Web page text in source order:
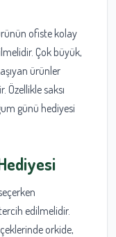
ofiste kolay
Çok büyük,
ürünler
Özellikle saksı
günü hediyesi
edilmelidir.
orkide,